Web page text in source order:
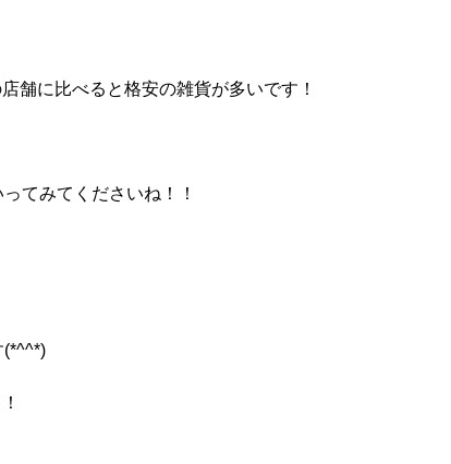
舗に比べると格安の雑貨が多いです！
てみてくださいね！！
(*^^*)